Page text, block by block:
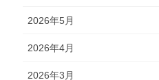
2026年5月
2026年4月
2026年3月